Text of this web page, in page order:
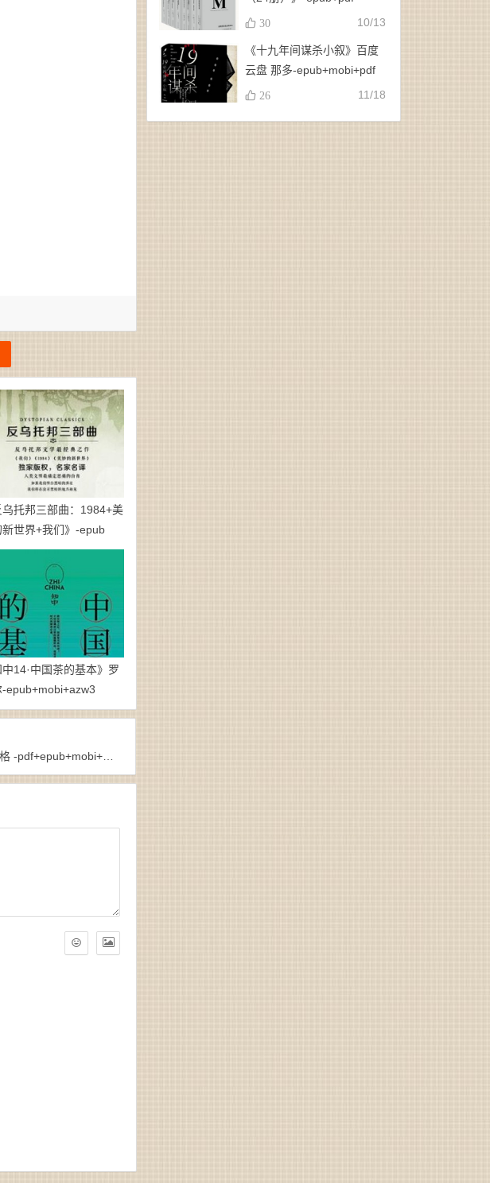
乌托邦三部曲：1984+美
新世界+我们》-epub
中14·中国茶的基本》罗
-epub+mobi+azw3
pdf+epub+mobi+azw3
30 10/13
《十九年间谋杀小叙》百度
云盘 那多-epub+mobi+pdf
26 11/18